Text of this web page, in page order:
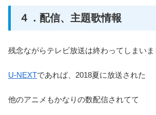
４．配信、主題歌情報
残念ながらテレビ放送は終わってしまい
U-NEXTであれば、2018夏に放送された
他のアニメもかなりの数配信されてて